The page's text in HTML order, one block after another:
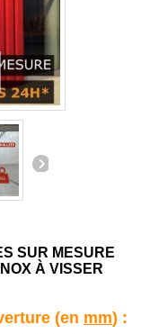
SUR MESURE
À VISSER
(en mm) :